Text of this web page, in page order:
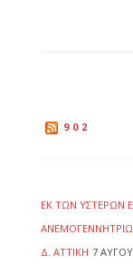
902
ΕΚ ΤΩΝ ΥΣΤΈΡΩΝ
Δ. ΑΤΤΙΚΉ 7